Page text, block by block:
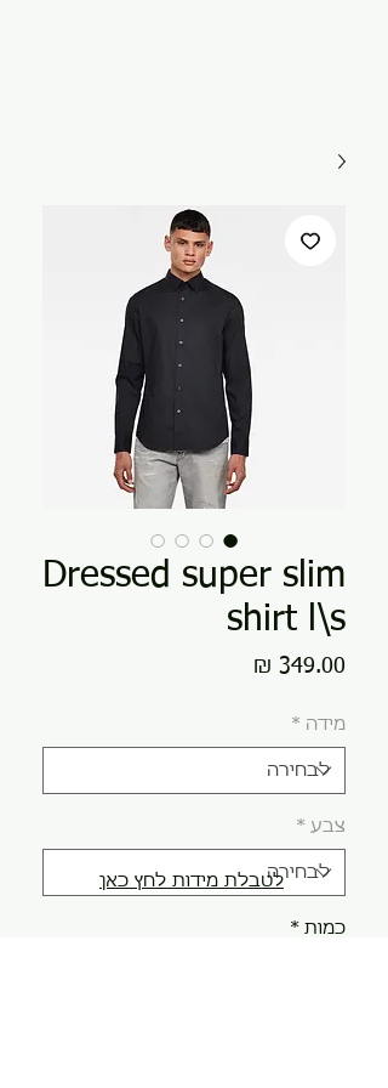
Dressed super slim
shirt l\s
מידה *
צבע *
כמות *
לטבלת מידות לחץ כאן